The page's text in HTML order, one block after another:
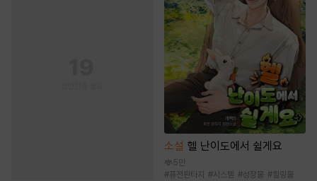
소설 헬 난이도에서 쉴게요
5만
#퓨전판타지 #시스템 #성장물 #힐링물